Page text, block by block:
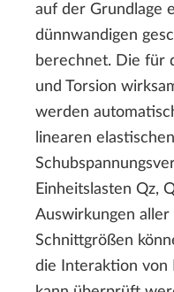
auf der Grundlage
dünnwandigen
berechnet. Die für
und Torsion
werden
linearen elastischen
Einheitslasten Qz,
Auswirkungen
Schnittgrößen
die Interaktion von